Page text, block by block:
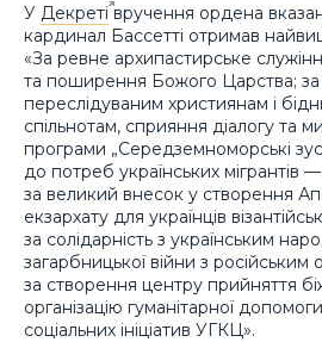
У Декретівручення ордена
кардинал Бассетті отримав
«За ревне архипастирське
та поширення Божого Царства;
переслідуваним християнам і
спільнотам, сприяння діалогу та
програми „Середземноморські
до потреб українських мігрантів —
за великий внесок у створення
екзархату для українців
за солідарність з українським
загарбницької війни з
за створення центру прийняття
організацію гуманітарної
соціальних ініціатив УГКЦ».